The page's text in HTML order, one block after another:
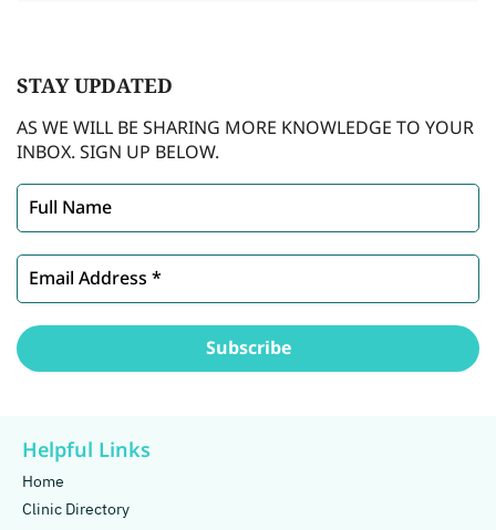
STAYUPDATED
AS WE WILL BE SHARING MORE KNOWLEDGE TO YOUR
INBOX. SIGN UP BELOW.
Helpful Links
Home
Clinic Directory